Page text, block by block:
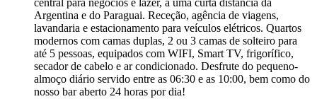
central para negócios e lazer, a uma curta distância da
Argentina e do Paraguai. Receção, agência de viagens,
lavandaria e estacionamento para veículos elétricos. Quartos
modernos com camas duplas, 2 ou 3 camas de solteiro para
até 5 pessoas, equipados com WIFI, Smart TV, frigorífico,
secador de cabelo e ar condicionado. Desfrute do pequeno-
almoço diário servido entre as 06:30 e as 10:00, bem como do
nosso bar aberto 24 horas por dia!